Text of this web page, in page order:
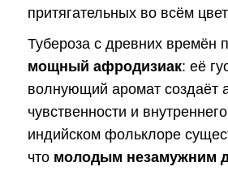
притягательных во всём
Тубероза с древних времён
мощный афродизиак: её
волнующий аромат создаёт
чувственности и
индийском фольклоре
что молодым незамужним